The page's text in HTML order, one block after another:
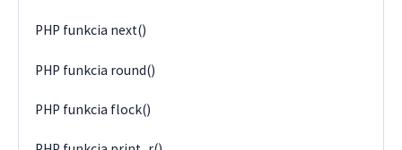
PHP funkcia next()
PHP funkcia round()
PHP funkcia flock()